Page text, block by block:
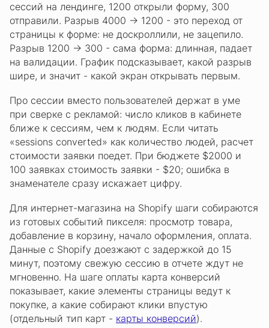
сессий на лендинге, 1200 открыли форму, 300
отправили. Разрыв 4000 → 1200 - это переход от
страницы к форме: не доскроллили, не зацепило.
Разрыв 1200 → 300 - сама форма: длинная, падает
на валидации. График подсказывает, какой разрыв
шире, и значит - какой экран открывать первым.
Про сессии вместо пользователей держат в уме
при сверке с рекламой: число кликов в кабинете
ближе к сессиям, чем к людям. Если читать
«sessions converted» как количество людей, расчет
стоимости заявки поедет. При бюджете $2000 и
100 заявках стоимость заявки - $20; ошибка в
знаменателе сразу искажает цифру.
Для интернет-магазина на Shopify шаги собираются
из готовых событий пикселя: просмотр товара,
добавление в корзину, начало оформления, оплата.
Данные с Shopify доезжают с задержкой до 15
минут, поэтому свежую сессию в отчете ждут не
мгновенно. На шаге оплаты карта конверсий
показывает, какие элементы страницы ведут к
покупке, а какие собирают клики впустую
(отдельный тип карт - карты конверсий).